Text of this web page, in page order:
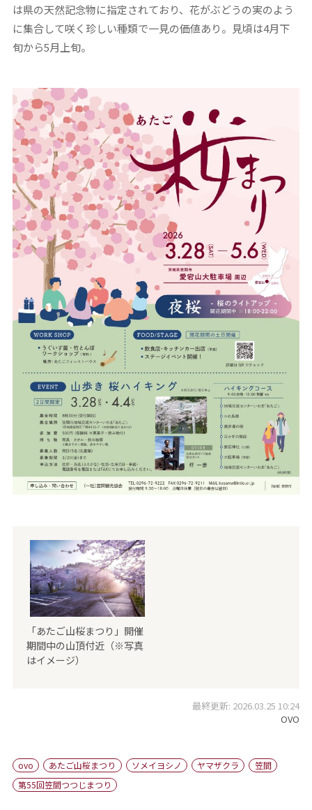
は県の天然記念物に指定されており、花がぶどうの実のよう
に集合して咲く珍しい種類で一見の価値あり。見頃は4月下
旬から5月上旬。
「あたご山桜まつり」開催
期間中の山頂付近（※写真
はイメージ）
最終更新: 2026.03.25 10:24
OVO
ovo あたご山桜まつり ソメイヨシノ ヤマザクラ
笠間
第55回笠間つつじまつり